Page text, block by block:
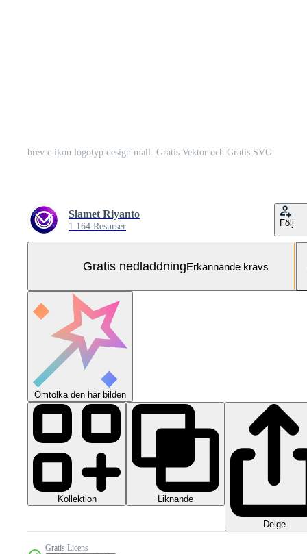
brev c ikon logotyp design mall. Gratis Vektor och Gratis SVG
Slamet Riyanto
1 164 Resurser Följ
Gratis nedladdningErkännande krävs
Omtolka den här bilden
Kollektion Liknande
Delge
Gratis Licens